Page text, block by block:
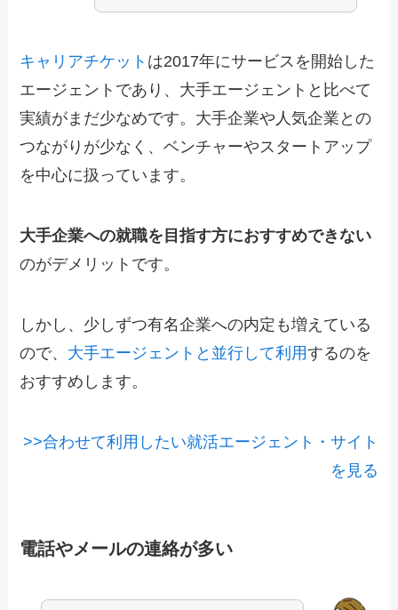
キャリアチケット は2017年にサービスを開始した
エージェントであり、大手エージェントと比べて
実績がまだ少なめです。大手企業や人気企業との
つながりが少なく、ベンチャーやスタートアップ
を中心に扱っています。
大手企業への就職を目指す方におすすめできない
のがデメリットです。
しかし、少しずつ有名企業への内定も増えている
ので、 大手エージェントと並行して利用するのを
おすすめします。
>>合わせて利用したい就活エージェント・サイト
を見る
電話やメールの連絡が多い